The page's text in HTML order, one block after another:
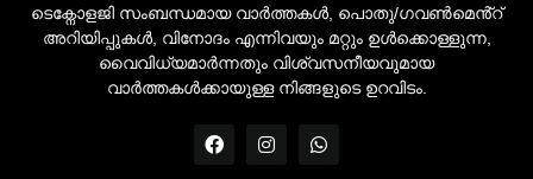
ടെക്നോളജി സംബന്ധമായ വാർത്തകൾ, പൊതു/ഗവൺമെൻ്റ്
അറിയിപ്പുകൾ, വിനോദം എന്നിവയും മറ്റും ഉൾക്കൊള്ളുന്ന,
വൈവിധ്യമാർന്നതും വിശ്വസനീയവുമായ
വാർത്തകൾക്കായുള്ള നിങ്ങളുടെ ഉറവിടം.